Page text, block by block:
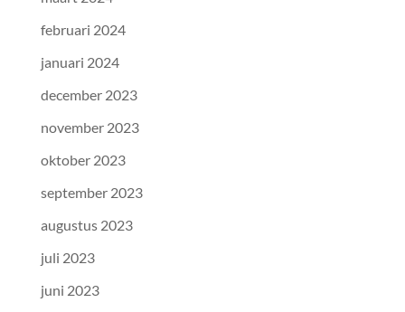
februari 2024
januari 2024
december 2023
november 2023
oktober 2023
september 2023
augustus 2023
juli 2023
juni 2023